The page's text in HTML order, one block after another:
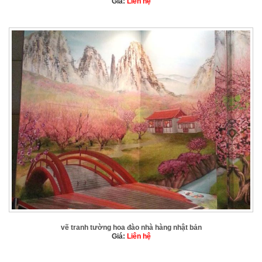
vẽ tranh tường hoa đào nhà hàng nhật bản
Giá: Liên hệ